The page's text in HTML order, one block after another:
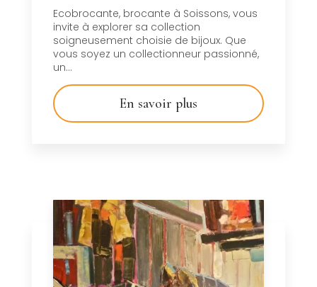
Ecobrocante, brocante à Soissons, vous
invite à explorer sa collection
soigneusement choisie de bijoux. Que
vous soyez un collectionneur passionné,
un...
En savoir plus